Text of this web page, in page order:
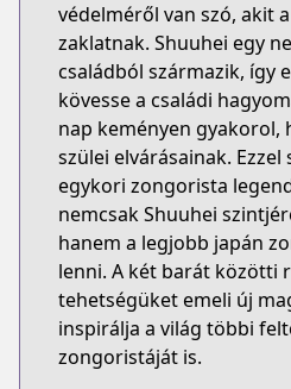
védelméről van szó, akit
zaklatnak. Shuuhei egy
családból származik, így
kövesse a családi
nap keményen gyakorol,
szülei elvárásainak. Ezzel
egykori zongorista
nemcsak Shuuhei
hanem a legjobb japán
lenni. A két barát közötti
tehetségüket emeli új
inspirálja a világ többi
zongoristáját is.